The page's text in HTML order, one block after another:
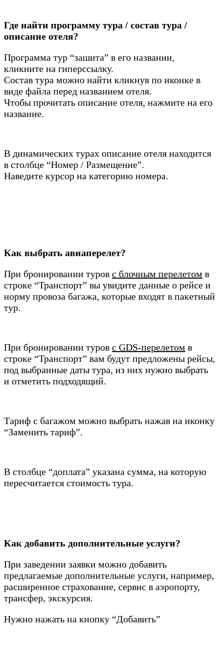
Где найти программу тура / состав тура /
описание отеля?
Программа тур “зашита” в его названии,
кликните на гиперссылку.
Состав тура можно найти кликнув по иконке в
виде файла перед названием отеля.
Чтобы прочитать описание отеля, нажмите на его
название.
В динамических турах описание отеля находится
в столбце “Номер / Размещение”.
Наведите курсор на категорию номера.
Как выбрать авиаперелет?
При бронировании туров с блочным перелетом в
строке “Транспорт” вы увидите данные о рейсе и
норму провоза багажа, которые входят в пакетный
тур.
При бронировании туров с GDS-перелетом в
строке “Транспорт” вам будут предложены рейсы,
под выбранные даты тура, из них нужно выбрать
и отметить подходящий.
Тариф с багажом можно выбрать нажав на иконку
“Заменить тариф”.
В столбце “доплата” указана сумма, на которую
пересчитается стоимость тура.
Как добавить дополнительные услуги?
При заведении заявки можно добавить
предлагаемые дополнительные услуги, например,
расширенное страхование, сервис в аэропорту,
трансфер, экскурсия.
Нужно нажать на кнопку “Добавить”